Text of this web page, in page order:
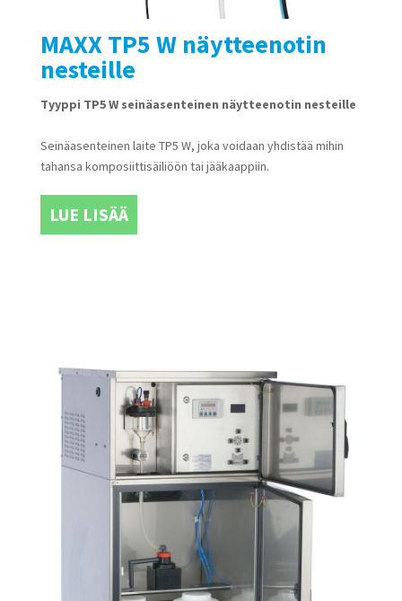
MAXX TP5 W näytteenotin
nesteille
Tyyppi TP5 W seinäasenteinen näytteenotin nesteille
Seinäasenteinen laite TP5 W, joka voidaan yhdistää mihin
tahansa komposiittisäiliöön tai jääkaappiin.
LUE LISÄÄ